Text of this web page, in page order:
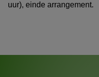
uur), einde arrangement.